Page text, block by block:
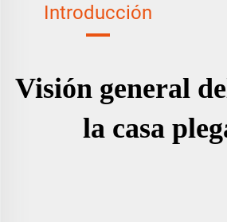
Introducción
Visión general
la casa